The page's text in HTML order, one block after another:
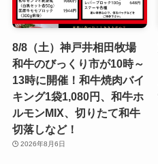
8/8（土）神戸井相田牧場
和牛のびっくり市が10時～
13時に開催！和牛焼肉バイ
キング1袋1,080円、和牛ホ
ルモンMIX、切りたて和牛
切落しなど！
2026年8月6日